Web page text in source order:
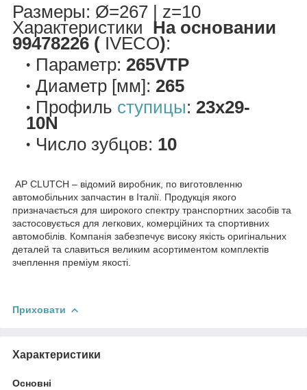
Размеры: Ø=267 | z=10
Характеристики На основании
99478226 ( IVECO):
Параметр: 265VTP
Диаметр [мм]: 265
Профиль ступицы: 23x29-
10N
Число зубцов: 10
AP CLUTCH – відомий виробник, по виготовленню
автомобільних запчастин в Італії. Продукція якого
призначається для широкого спектру транспортних засобів та
застосовується для легкових, комерційних та спортивних
автомобілів. Компанія забезпечує високу якість оригінальних
деталей та славиться великим асортиментом комплектів
зчеплення преміум якості.
Приховати
Характеристики
Основні